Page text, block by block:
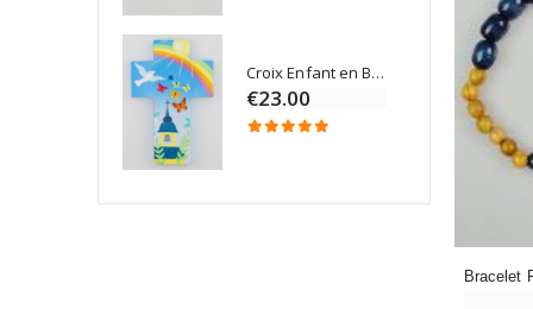
Croix Enfant en Bois Eglise Papillons et Arc-en-ciel 15 cm
€23.00